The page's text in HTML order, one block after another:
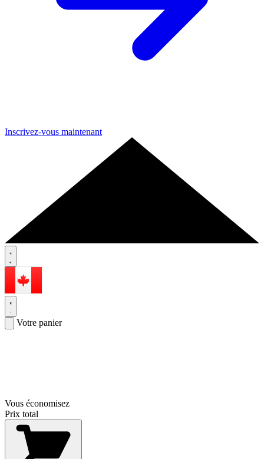
Inscrivez-vous maintenant
Votre panier
Vous économisez
Prix total